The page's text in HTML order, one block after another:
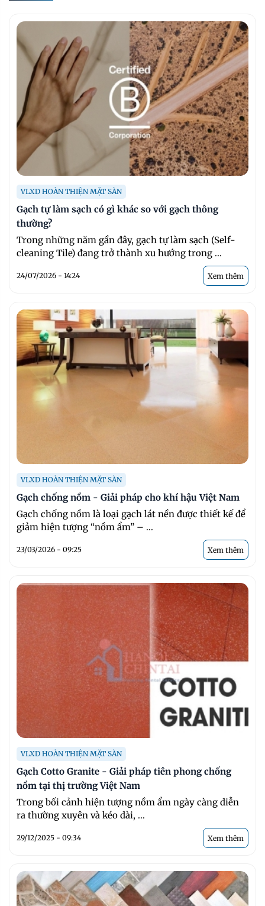
VLXD HOÀN THIỆN MẶT SÀN
Gạch tự làm sạch có gì khác so với gạch thông
thường?
Trong những năm gần đây, gạch tự làm sạch (Self-
cleaning Tile) đang trở thành xu hướng trong ...
24/07/2026 - 14:24 Xem thêm
VLXD HOÀN THIỆN MẶT SÀN
Gạch chống nồm - Giải pháp cho khí hậu Việt Nam
Gạch chống nồm là loại gạch lát nền được thiết kế để
giảm hiện tượng “nồm ẩm” – ...
23/03/2026 - 09:25 Xem thêm
VLXD HOÀN THIỆN MẶT SÀN
Gạch Cotto Granite - Giải pháp tiên phong chống
nồm tại thị trường Việt Nam
Trong bối cảnh hiện tượng nồm ẩm ngày càng diễn
ra thường xuyên và kéo dài, ...
29/12/2025 - 09:34 Xem thêm